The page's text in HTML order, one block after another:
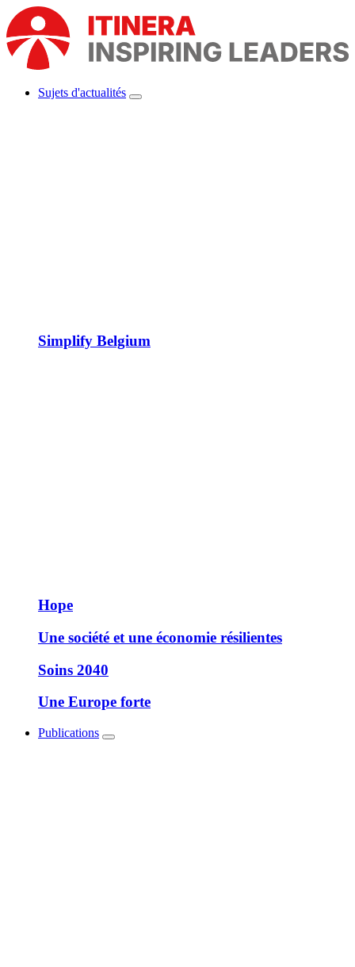
Aller
au
contenu
principal
Sujets d'actualités
Show
Simplify Belgium
Hope
Une société et une économie résilientes
Soins 2040
Une Europe forte
Publications
Show